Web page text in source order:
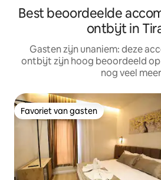
Best beoordeelde
ontbijt in
Gasten zijn unaniem: deze
ontbijt zijn hoog beoordeeld
nog veel
Favoriet van gasten
Favoriet van gasten